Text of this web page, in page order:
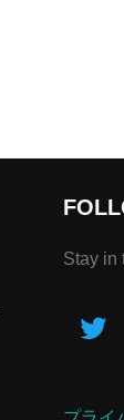
Stay in